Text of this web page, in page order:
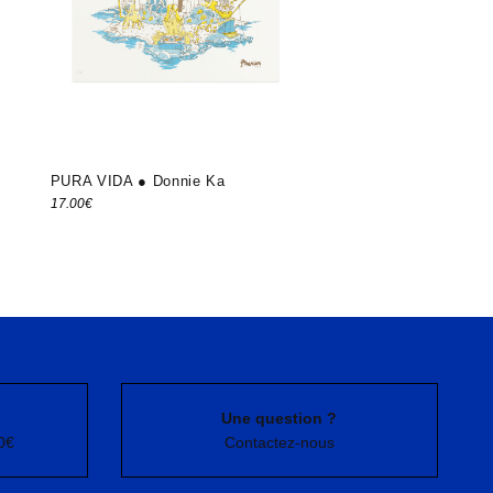
PURA VIDA ● Donnie Ka
17.00€
Une question ?
Contactez-nous